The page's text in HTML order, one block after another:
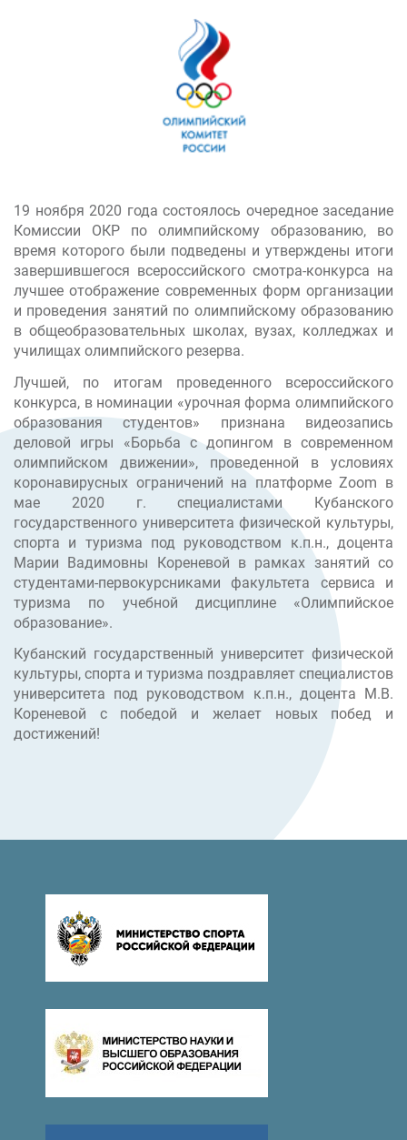
19 ноября 2020 года состоялось очередное заседание
Комиссии ОКР по олимпийскому образованию, во
время которого были подведены и утверждены итоги
завершившегося всероссийского смотра-конкурса на
лучшее отображение современных форм организации
и проведения занятий по олимпийскому образованию
в общеобразовательных школах, вузах, колледжах и
училищах олимпийского резерва.
Лучшей, по итогам проведенного всероссийского
конкурса, в номинации «урочная форма олимпийского
образования студентов» признана видеозапись
деловой игры «Борьба с допингом в современном
олимпийском движении», проведенной в условиях
коронавирусных ограничений на платформе Zoom в
мае 2020 г. специалистами Кубанского
государственного университета физической культуры,
спорта и туризма под руководством к.п.н., доцента
Марии Вадимовны Кореневой в рамках занятий со
студентами-первокурсниками факультета сервиса и
туризма по учебной дисциплине «Олимпийское
образование».
Кубанский государственный университет физической
культуры, спорта и туризма поздравляет специалистов
университета под руководством к.п.н., доцента М.В.
Кореневой с победой и желает новых побед и
достижений!